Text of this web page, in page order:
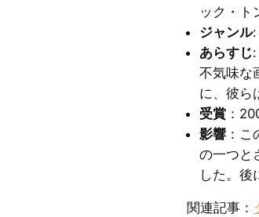
ック・ト
ジャンル:
あらすじ
不気味な
に、彼ら
受賞 ：
影響 ：
の一つと
した。後
関連記事：